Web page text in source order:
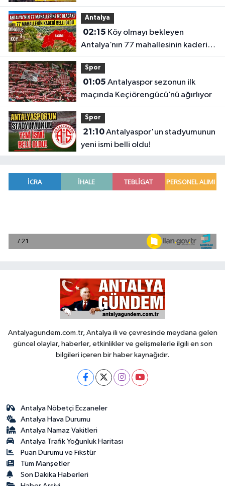
Antalya
02:15
Antalya’nın 77 mahallesinin kaderi
belli oldu
Spor
01:05
maçında Keçiörengücü’nü ağırlıyor
Spor
21:10Antalyaspor'un stadyumunun
yeni ismi belli oldu!
Antalyagundem.com.tr, Antalya ili ve çevresinde meydana gelen
güncel olaylar, haberler, etkinlikler ve gelişmelerle ilgili en son
bilgileri içeren bir haber kaynağıdır.
Antalya Nöbetçi Eczaneler
Antalya Hava Durumu
Antalya Namaz Vakitleri
Antalya Trafik Yoğunluk Haritası
Puan Durumu ve Fikstür
Tüm Manşetler
Son Dakika Haberleri